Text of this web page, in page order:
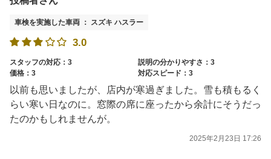
車検を実施した車両 ： スズキ ハスラー
3.0
スタッフの対応：3
説明の分かりやすさ：3
価格：3
対応スピード：3
以前も思いましたが、店内が寒過ぎました。雪も積もるく
らい寒い日なのに。窓際の席に座ったから余計にそうだっ
たのかもしれませんが。
2025年2月23日 17:26